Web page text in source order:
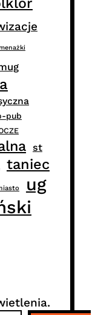
pub
st
taniec
ug